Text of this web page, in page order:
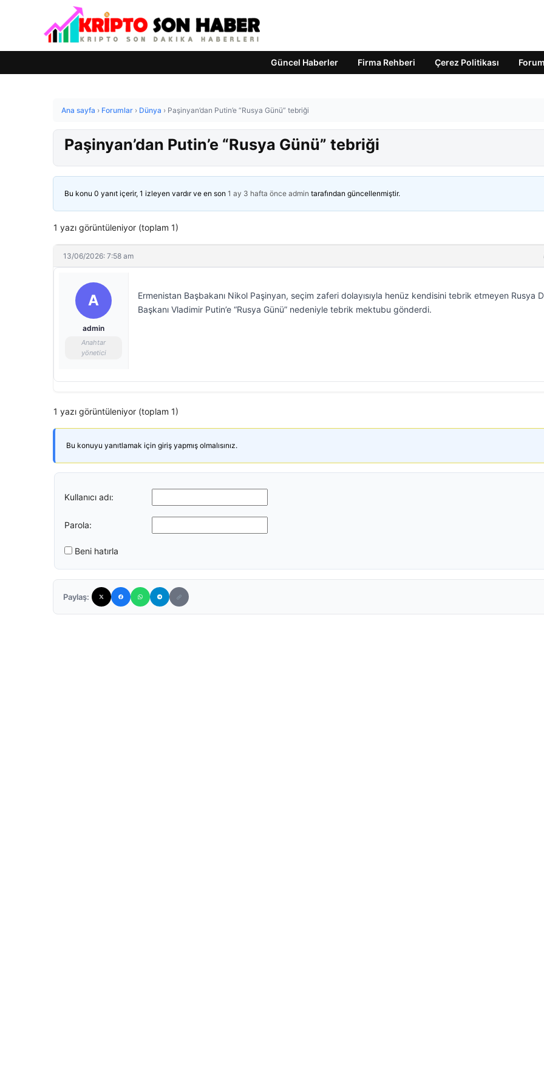
Güncel Haberler Firma Rehberi Çerez Politikası Forum
Ana sayfa › Forumlar › Dünya › Paşinyan’dan Putin’e “Rusya Günü” tebriği
Paşinyan’dan Putin’e “Rusya Günü” tebriği
Bu konu 0 yanıt içerir, 1 izleyen vardır ve en son 1 ay 3 hafta önce admin tarafından güncellenmiştir.
1 yazı görüntüleniyor (toplam 1)
13/06/2026: 7:58 am
A
admin
Anahtar
yönetici
Ermenistan Başbakanı Nikol Paşinyan, seçim zaferi dolayısıyla henüz kendisini tebrik etmeyen Rusya
Başkanı Vladimir Putin’e “Rusya Günü” nedeniyle tebrik mektubu gönderdi.
1 yazı görüntüleniyor (toplam 1)
Bu konuyu yanıtlamak için giriş yapmış olmalısınız.
Kullanıcı adı:
Parola:
Beni hatırla
Paylaş: